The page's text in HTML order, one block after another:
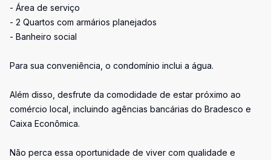
- Área de serviço
- 2 Quartos com armários planejados
- Banheiro social
Para sua conveniência, o condomínio inclui a água.
Além disso, desfrute da comodidade de estar próximo ao
comércio local, incluindo agências bancárias do Bradesco e
Caixa Econômica.
Não perca essa oportunidade de viver com qualidade e